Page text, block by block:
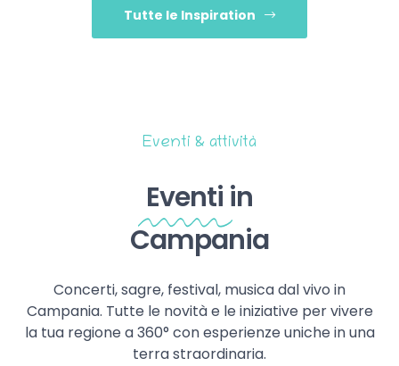
Tutte le Inspiration
Eventi & attività
Eventi in
Campania
Concerti, sagre, festival, musica dal vivo in
Campania. Tutte le novità e le iniziative per vivere
la tua regione a 360° con esperienze uniche in una
terra straordinaria.